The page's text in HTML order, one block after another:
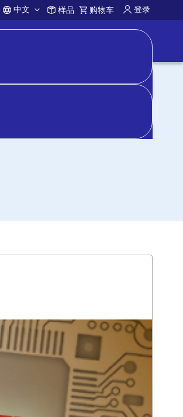
Account
中文 样品 购物车 登录